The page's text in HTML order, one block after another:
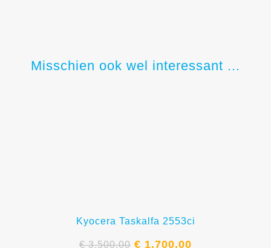
Misschien ook wel interessant ...
Kyocera Taskalfa 2553ci
€3.500,00 € 1.700,00